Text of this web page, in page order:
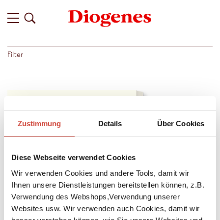
Zustimmung Details Über Cookies
Diese Webseite verwendet Cookies
Wir verwenden Cookies und andere Tools, damit wir
Ihnen unsere Dienstleistungen bereitstellen können, z.B.
Verwendung des Webshops,Verwendung unserer
Websites usw. Wir verwenden auch Cookies, damit wir
Filter